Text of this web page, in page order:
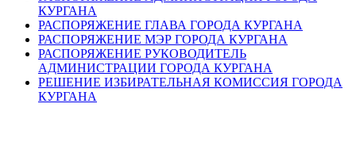
КУРГАНА
РАСПОРЯЖЕНИЕ ГЛАВА ГОРОДА КУРГАНА
РАСПОРЯЖЕНИЕ МЭР ГОРОДА КУРГАНА
РАСПОРЯЖЕНИЕ РУКОВОДИТЕЛЬ
АДМИНИСТРАЦИИ ГОРОДА КУРГАНА
РЕШЕНИЕ ИЗБИРАТЕЛЬНАЯ КОМИССИЯ ГОРОДА
КУРГАНА